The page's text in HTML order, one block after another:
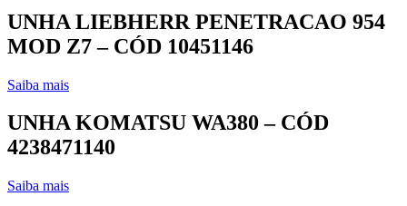
UNHA LIEBHERR PENETRACAO 954
MOD Z7 – CÓD 10451146
Saiba mais
UNHA KOMATSU WA380 – CÓD
4238471140
Saiba mais